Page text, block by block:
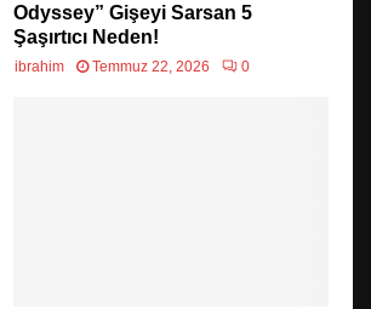
Odyssey” Gişeyi Sarsan 5
Şaşırtıcı Neden!
ibrahim Temmuz 22, 2026 0